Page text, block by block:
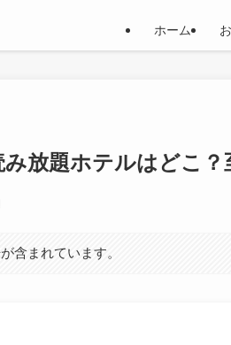
ホーム
み放題ホテルはどこ
含まれています。